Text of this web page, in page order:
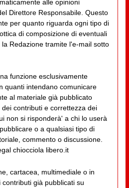
alle opinioni
Direttore Responsabile. Questo
per quanto riguarda ogni tipo di
di composizione di eventuali
Redazione tramite l'e-mail sotto
funzione esclusivamente
quanti intendano comunicare
al materiale già pubblicato
contributi e correttezza dei
non si risponderà' a chi lo userà
o a qualsiasi tipo di
commento o discussione.
chiocciola libero.it
cartacea, multimediale o in
già pubblicati su